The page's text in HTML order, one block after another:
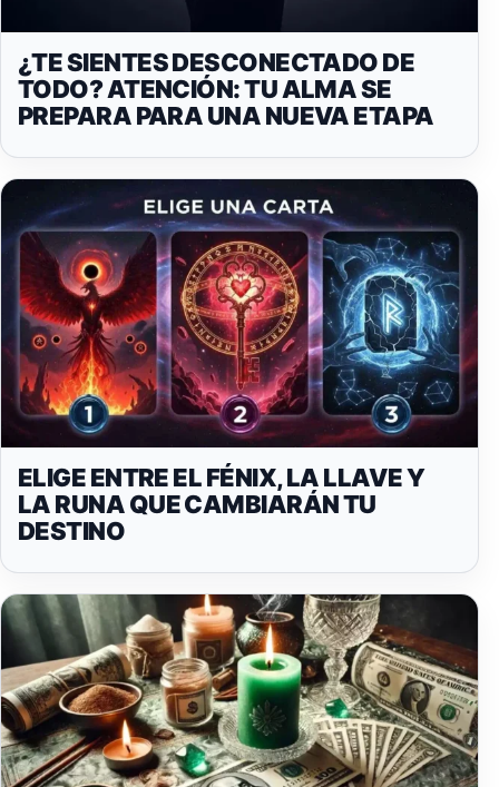
¿TE SIENTES DESCONECTADO DE
TODO? ATENCIÓN: TU ALMA SE
PREPARA PARA UNA NUEVA ETAPA
ELIGE ENTRE EL FÉNIX, LA LLAVE Y
LA RUNA QUE CAMBIARÁN TU
DESTINO